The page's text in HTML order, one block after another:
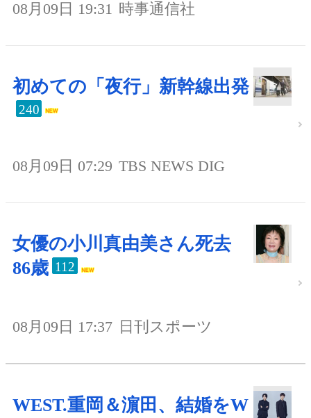
08月09日 19:31 時事通信社
初めての「夜行」新幹線出発
240
08月09日 07:29 TBS NEWS DIG
女優の小川真由美さん死去
86歳 112
08月09日 17:37 日刊スポーツ
WEST.重岡＆濵田、結婚をW